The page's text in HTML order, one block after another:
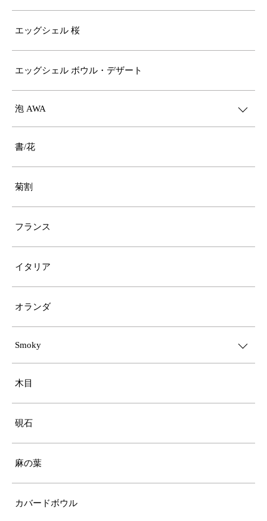
エッグシェル 桜
エッグシェル ボウル・デザート
泡 AWA
書/花
菊割
フランス
イタリア
オランダ
Smoky
木目
硯石
麻の葉
カバードボウル